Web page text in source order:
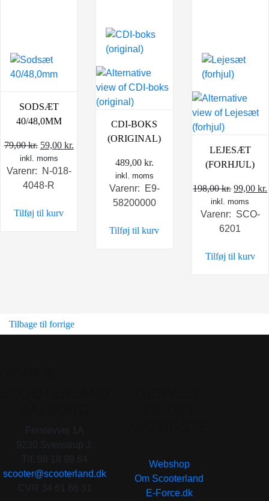
SODSÆT
40/48,0MM
79,00kr. Den
oprindelige
pris
var:
59,00 kr.
inkl. moms
Varenr: N-018-
4048-R
Tilføj til kurv
CDI-BOKS
(ORIGINAL)
489,00 kr.
inkl. moms
Varenr: E9-
58200000
Tilføj til kurv
LEJESÆT
(FORHJUL)
198,00kr. Den
pris
var:
99,00kr.
inkl. moms
Varenr: SCO-
6201
Tilføj til kurv
Tilbage til forrige
scooter@scooterland.dk
Webshop
Om Scooterland
E-Force.dk